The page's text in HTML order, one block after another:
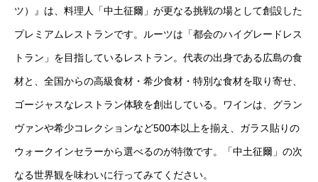
ツ）』は、料理人「中土征爾」が更なる挑戦の場として創設した
プレミアムレストランです。ルーツは「都会のハイグレードレス
トラン」を目指しているレストラン。代表の出身である広島の食
材と、全国からの高級食材・希少食材・特別な食材を取り寄せ、
ゴージャスなレストラン体験を創出している。ワインは、グラン
ヴァンや希少コレクションなど500本以上を揃え、ガラス貼りの
ウォークインセラーから選べるのが特徴です。「中土征爾」の次
なる世界観を味わいに行ってみてください。